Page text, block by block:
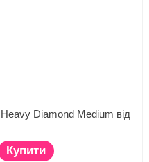
Diamond Medium від
Купити